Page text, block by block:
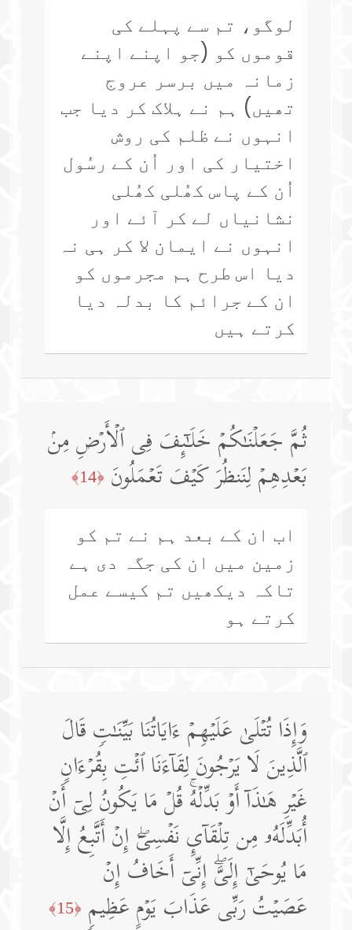
لوگو، تم سے پہلے کی
قوموں کو (جو اپنے اپنے
زمانہ میں برسر عروج
تھیں) ہم نے ہلاک کر دیا جب
انہوں نے ظلم کی روش
اختیار کی اور اُن کے رسُول
اُن کے پاس کھُلی کھُلی
نشانیاں لے کر آئے اور
انہوں نے ایمان لا کر ہی نہ
دیا اس طرح ہم مجرموں کو
ان کے جرائم کا بدلہ دیا
کرتے ہیں
ثُمَّ جَعَلۡنَـٰكُمۡ خَلَـٰۤىِٕفَ فِی ٱلۡأَرۡضِ مِنۢ
بَعۡدِهِمۡ لِنَنظُرَ كَیۡفَ تَعۡمَلُونَ ﴿14﴾
اب ان کے بعد ہم نے تم کو
زمین میں ان کی جگہ دی ہے
تاکہ دیکھیں تم کیسے عمل
کرتے ہو
وَإِذَا تُتۡلَىٰ عَلَیۡهِمۡ ءَایَاتُنَا بَیِّنَـٰتࣲ قَالَ
ٱلَّذِینَ لَا یَرۡجُونَ لِقَاۤءَنَا ٱئۡتِ بِقُرۡءَانٍ
غَیۡرِ هَـٰذَاۤ أَوۡ بَدِّلۡهُۚ قُلۡ مَا یَكُونُ لِیۤ أَنۡ
أُبَدِّلَهُۥ مِن تِلۡقَاۤىِٕ نَفۡسِیۤۖ إِنۡ أَتَّبِعُ إِلَّا
مَا یُوحَىٰۤ إِلَیَّۖ إِنِّیۤ أَخَافُ إِنۡ
عَصَیۡتُ رَبِّی عَذَابَ یَوۡمٍ عَظِیمࣲ ﴿15﴾